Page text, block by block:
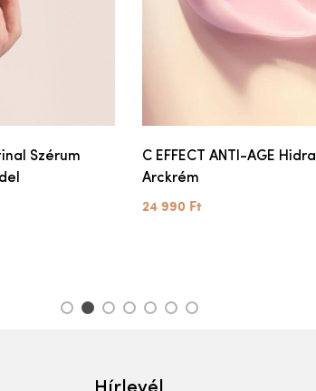
Szérum
C EFFECT ANTI-AGE
Arckrém
24 990 Ft
1 2 3 4 5 6 7